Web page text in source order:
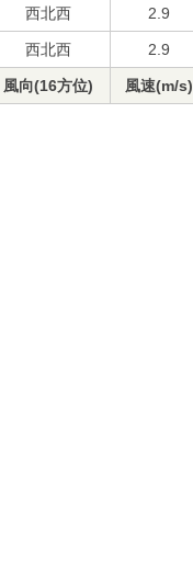
西北西 2.9
西北西 2.9
風向(16方位) 風速(m/s)